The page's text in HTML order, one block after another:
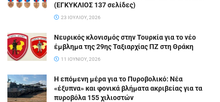
(ΕΓΚΥΚΛΙΟΣ 137 σελίδες)
23 ΙΟΥΛΊΟΥ, 2026
Νευρικός κλονισμός στην Τουρκία για το νέο
έμβλημα της 29ης Ταξιαρχίας ΠΖ στη Θράκη
11 ΙΟΥΝΊΟΥ, 2026
Η επόμενη μέρα για το Πυροβολικό: Νέα
«έξυπνα» και φονικά βλήματα ακριβείας για τα
πυροβόλα 155 χιλιοστών